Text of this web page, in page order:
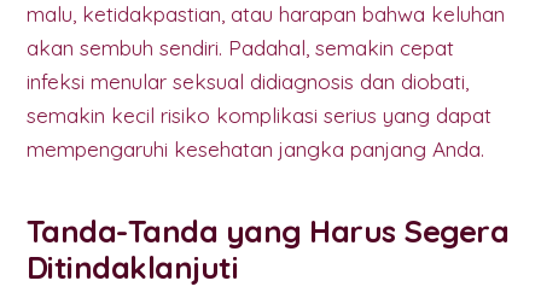
malu, ketidakpastian, atau harapan bahwa keluhan
akan sembuh sendiri. Padahal, semakin cepat
infeksi menular seksual didiagnosis dan diobati,
semakin kecil risiko komplikasi serius yang dapat
mempengaruhi kesehatan jangka panjang Anda.
Tanda-Tanda yang Harus Segera
Ditindaklanjuti